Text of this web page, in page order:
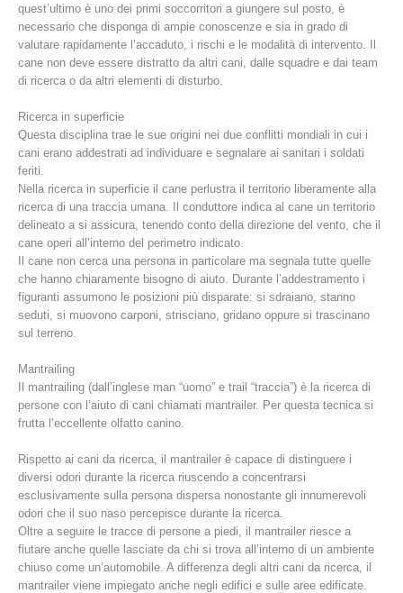
Comitato Direttivo
Richiesta di soccorso
quest’ultimo è uno dei primi soccorritori a giungere sul posto, è
necessario che disponga di ampie conoscenze e sia in grado di
valutare rapidamente l’accaduto, i rischi e le modalità di intervento. Il
cane non deve essere distratto da altri cani, dalle squadre e dai team
di ricerca o da altri elementi di disturbo.
Ricerca in superficie
Questa disciplina trae le sue origini nei due conflitti mondiali in cui i
cani erano addestrati ad individuare e segnalare ai sanitari i soldati
feriti.
Nella ricerca in superficie il cane perlustra il territorio liberamente alla
ricerca di una traccia umana. Il conduttore indica al cane un territorio
delineato a si assicura, tenendo conto della direzione del vento, che il
cane operi all’interno del perimetro indicato.
Il cane non cerca una persona in particolare ma segnala tutte quelle
che hanno chiaramente bisogno di aiuto. Durante l’addestramento i
figuranti assumono le posizioni più disparate: si sdraiano, stanno
seduti, si muovono carponi, strisciano, gridano oppure si trascinano
sul terreno.
Mantrailing
Il mantrailing (dall’inglese man “uomo” e trail “traccia”) è la ricerca di
persone con l’aiuto di cani chiamati mantrailer. Per questa tecnica si
frutta l’eccellente olfatto canino.
Rispetto ai cani da ricerca, il mantrailer è capace di distinguere i
diversi odori durante la ricerca riuscendo a concentrarsi
esclusivamente sulla persona dispersa nonostante gli innumerevoli
odori che il suo naso percepisce durante la ricerca.
Oltre a seguire le tracce di persone a piedi, il mantrailer riesce a
fiutare anche quelle lasciate da chi si trova all’interno di un ambiente
chiuso come un’automobile. A differenza degli altri cani da ricerca, il
mantrailer viene impiegato anche negli edifici e sulle aree edificate.